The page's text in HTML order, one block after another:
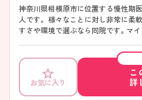
神奈川県相模原市に位置する慢性期
人です。 様々なことに対し非常に柔
すさや環境で選ぶなら同院です。マ
お気に入り
こ
詳